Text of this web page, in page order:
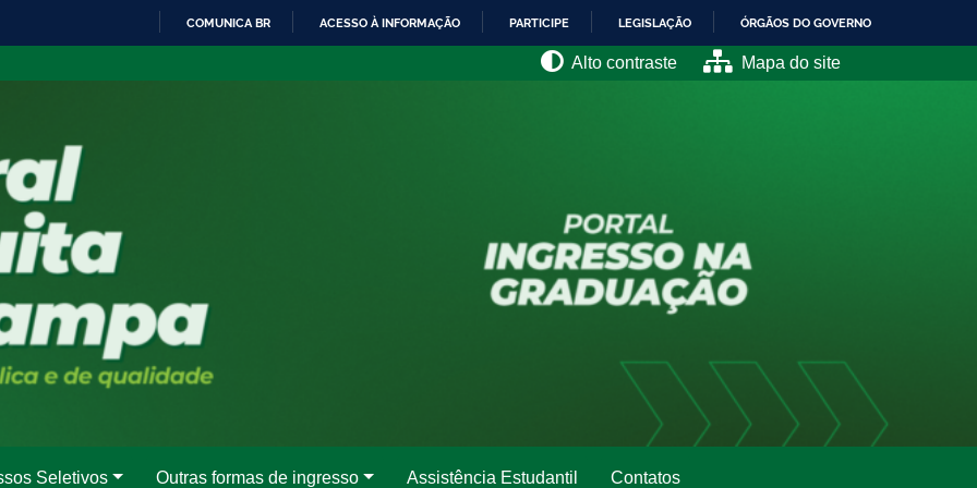
COMUNICA BR ACESSO À INFORMAÇÃO PARTICIPE LEGISLAÇÃO ÓRGÃOS DO GOVERNO
Alto contraste Mapa do site
Seletivos Outras formas de ingresso Assistência Estudantil Contatos